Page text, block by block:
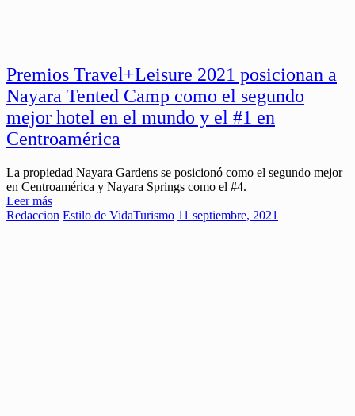
Premios Travel+Leisure 2021 posicionan a
Nayara Tented Camp como el segundo
mejor hotel en el mundo y el #1 en
Centroamérica
La propiedad Nayara Gardens se posicionó como el segundo mejor
en Centroamérica y Nayara Springs como el #4.
Leer más
Redaccion Estilo de VidaTurismo 11 septiembre, 2021